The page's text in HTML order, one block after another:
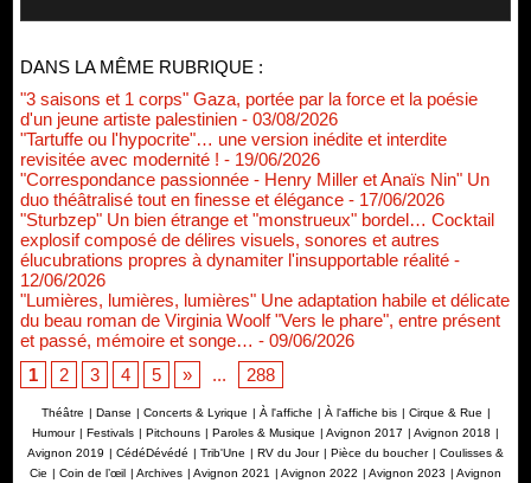
DANS LA MÊME RUBRIQUE :
"3 saisons et 1 corps" Gaza, portée par la force et la poésie
d'un jeune artiste palestinien - 03/08/2026
"Tartuffe ou l'hypocrite"… une version inédite et interdite
revisitée avec modernité ! - 19/06/2026
"Correspondance passionnée - Henry Miller et Anaïs Nin" Un
duo théâtralisé tout en finesse et élégance - 17/06/2026
"Sturbzep" Un bien étrange et "monstrueux" bordel… Cocktail
explosif composé de délires visuels, sonores et autres
élucubrations propres à dynamiter l'insupportable réalité -
12/06/2026
"Lumières, lumières, lumières" Une adaptation habile et délicate
du beau roman de Virginia Woolf "Vers le phare", entre présent
et passé, mémoire et songe… - 09/06/2026
1
2 3 4 5 » ... 288
Théâtre | Danse | Concerts & Lyrique | À l'affiche | À l'affiche bis | Cirque & Rue |
Humour | Festivals | Pitchouns | Paroles & Musique | Avignon 2017 | Avignon 2018 |
Avignon 2019 | CédéDévédé | Trib'Une | RV du Jour | Pièce du boucher | Coulisses &
Cie | Coin de l’œil | Archives | Avignon 2021 | Avignon 2022 | Avignon 2023 | Avignon